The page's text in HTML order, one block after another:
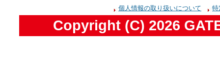
個人情報の取り扱いについて 特
Copyright (C) 2026